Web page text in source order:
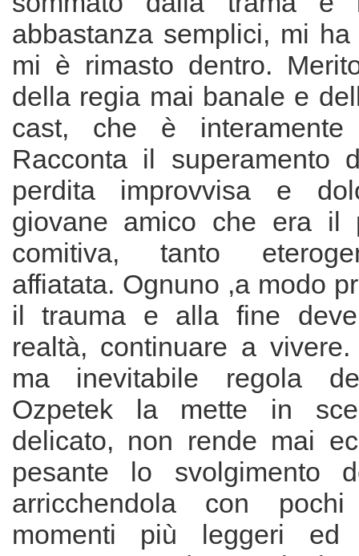
abbastanza semplici, mi
mi è rimasto dentro.
della regia mai banale e
cast, che è interamente
Racconta il superamento
perdita improvvisa e
giovane amico che era il
comitiva, tanto
affiatata. Ognuno ,a modo
il trauma e alla fine
realtà, continuare a
ma inevitabile regola
Ozpetek la mette in
delicato, non rende mai
pesante lo svolgimento
arricchendola con
momenti più leggeri